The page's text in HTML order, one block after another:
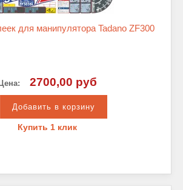
для манипулятора Tadano ZF300
Цена: 2700,00 руб
Купить 1 клик